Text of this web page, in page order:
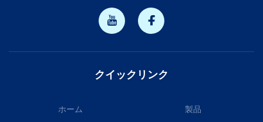
クイックリンク
ホーム 製品